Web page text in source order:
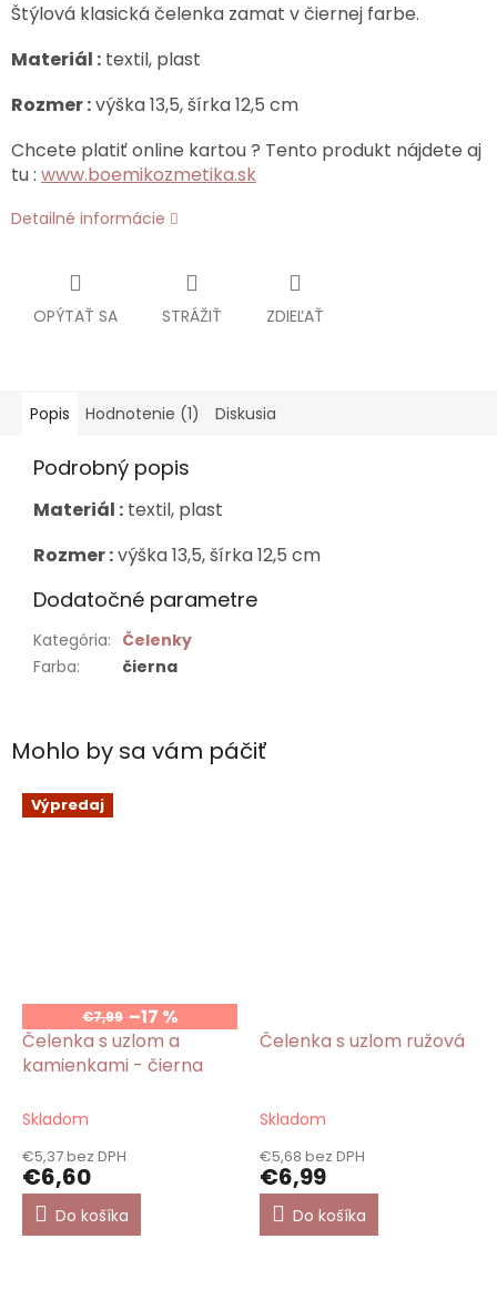
Štýlová klasická čelenka zamat v čiernej farbe.
Materiál : textil, plast
Rozmer :výška 13,5, šírka 12,5 cm
Chcete platiť online kartou ? Tento produkt nájdete aj
tu : www.boemikozmetika.sk
Detailné informácie
OPÝTAŤ SA STRÁŽIŤ ZDIEĽAŤ
Mohlo by sa vám páčiť
Výpredaj
€7,99 –17 %
Čelenka s uzlom a
kamienkami - čierna
Skladom
€5,37 bez DPH
€6,60
Do košíka
Čelenka s uzlom ružová
Skladom
€5,68 bez DPH
€6,99
Do košíka
Popis Hodnotenie (1) Diskusia
Podrobný popis
Materiál : textil, plast
Rozmer :výška 13,5, šírka 12,5 cm
Dodatočné parametre
Kategória: Čelenky
Farba: čierna